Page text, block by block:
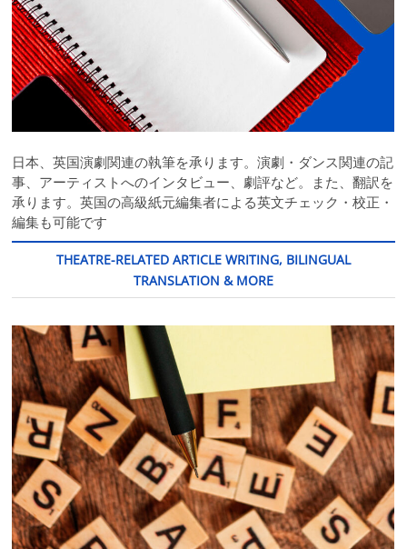
日本、英国演劇関連の執筆を承ります。演劇・ダンス関連の記
事、アーティストへのインタビュー、劇評など。また、翻訳を
承ります。英国の高級紙元編集者による英文チェック・校正・
編集も可能です
THEATRE-RELATED ARTICLE WRITING, BILINGUAL
TRANSLATION & MORE